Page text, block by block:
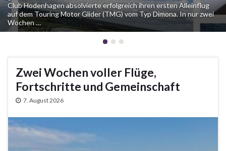
Club Hodenhagen absolvierte erfolgreich ihren ersten Alleinflug
auf dem Touring Motor Glider (TMG) vom Typ Dimona. In nur zwei
Wochen …
Zwei Wochen voller Flüge,
Fortschritte und Gemeinschaft
7. August 2026